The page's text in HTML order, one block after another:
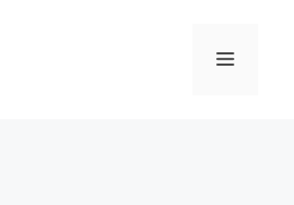
Menu